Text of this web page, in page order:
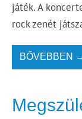
játék. A
rock zenét
BŐVEBBEN